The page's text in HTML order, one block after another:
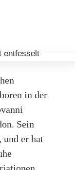
in der
Sein
und er hat